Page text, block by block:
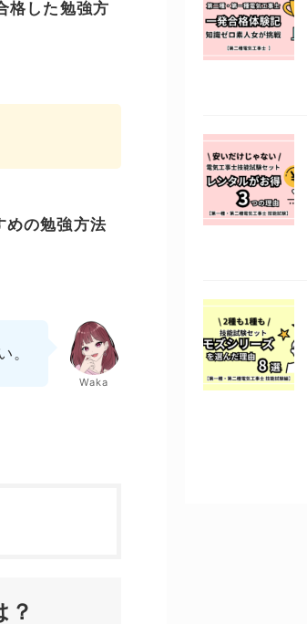
格した勉強方
めの勉強方法
。
Waka
？